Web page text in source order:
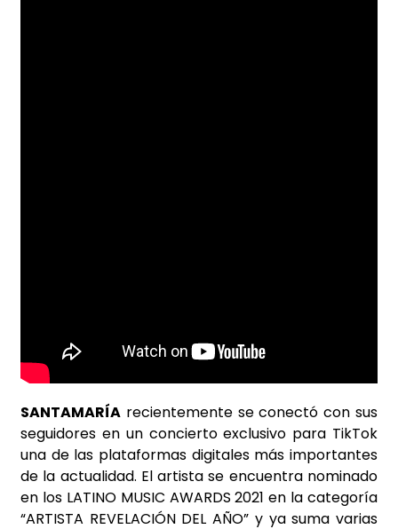
SANTAMARÍA recientemente se conectó con sus
seguidores en un concierto exclusivo para TikTok
una de las plataformas digitales más importantes
de la actualidad. El artista se encuentra nominado
en los LATINO MUSIC AWARDS 2021 en la categoría
“ARTISTA REVELACIÓN DEL AÑO” y ya suma varias